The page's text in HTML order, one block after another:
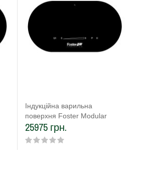
Індукційна варильна
поверхня Foster Modular
Induction Series 7368 030
25975 грн.